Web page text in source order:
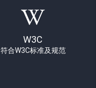
W3C
符合W3C标准及规范